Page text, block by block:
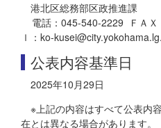
港北区総務部区政推進課
電話：045-540-2229 ＦＡＸ
ｌ：ko-
公表内容基準日
2025年10月29日
※上記の内容はすべて公表内
在とは異なる場合があります。